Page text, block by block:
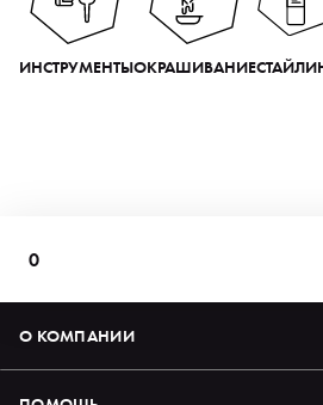
ИНСТРУМЕНТЫОКРАШИВАНИЕ
0
О КОМПАНИИ